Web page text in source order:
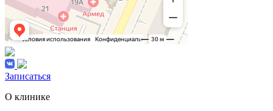
Записаться
О клинике